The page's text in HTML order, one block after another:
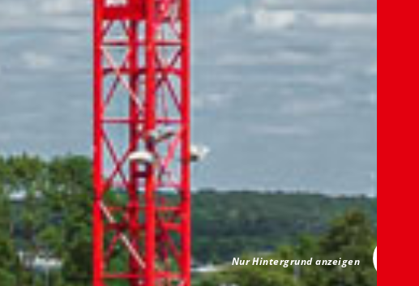
Nur Hintergrund anzeigen